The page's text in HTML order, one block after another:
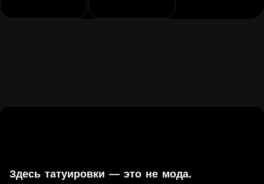
Здесь татуировки — это не мода.